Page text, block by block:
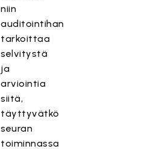
niin
auditointihan
tarkoittaa
selvitystä
ja
arviointia
siitä,
täyttyvätkö
seuran
toiminnassa